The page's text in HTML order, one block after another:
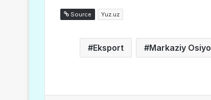
Source Yuz.uz
Eksport Markaziy Osiyo